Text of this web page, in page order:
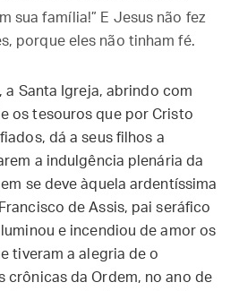
sua família!” E Jesus não fez
porque eles não tinham fé.
a Santa Igreja, abrindo com
os tesouros que por Cristo
dá a seus filhos a
a indulgência plenária da
se deve àquela ardentíssima
de Assis, pai seráfico
e incendiou de amor os
tiveram a alegria de o
crônicas da Ordem, no ano de